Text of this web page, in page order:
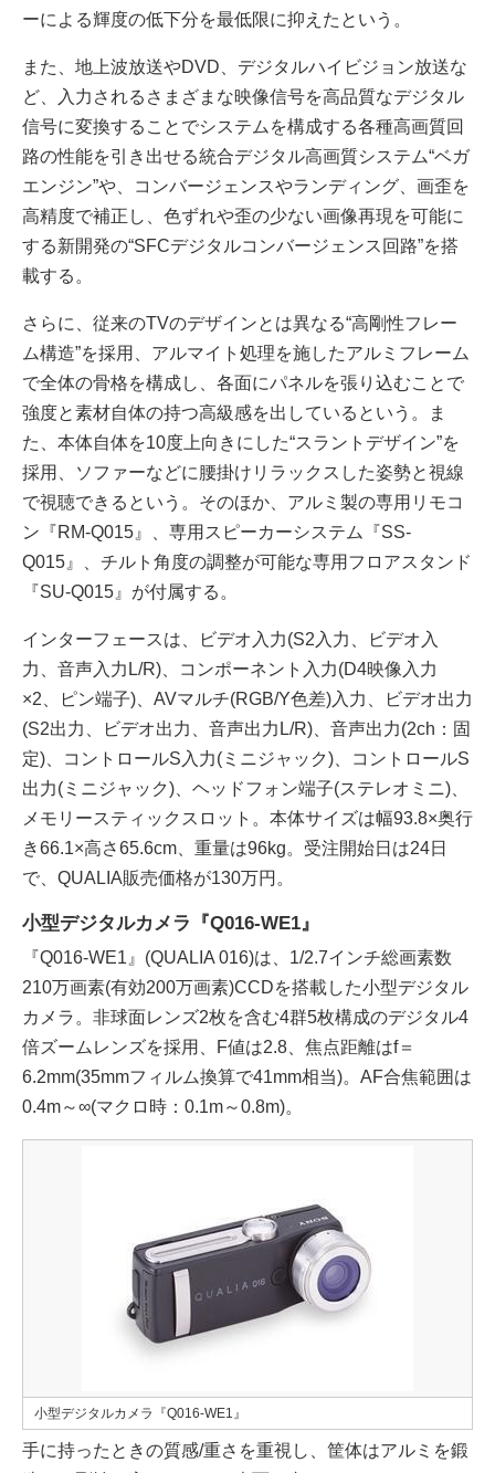
ーによる輝度の低下分を最低限に抑えたという。
また、地上波放送やDVD、デジタルハイビジョン放送な
ど、入力されるさまざまな映像信号を高品質なデジタル
信号に変換することでシステムを構成する各種高画質回
路の性能を引き出せる統合デジタル高画質システム“ベガ
エンジン”や、コンバージェンスやランディング、画歪を
高精度で補正し、色ずれや歪の少ない画像再現を可能に
する新開発の“SFCデジタルコンバージェンス回路”を搭
載する。
さらに、従来のTVのデザインとは異なる“高剛性フレー
ム構造”を採用、アルマイト処理を施したアルミフレーム
で全体の骨格を構成し、各面にパネルを張り込むことで
強度と素材自体の持つ高級感を出しているという。ま
た、本体自体を10度上向きにした“スラントデザイン”を
採用、ソファーなどに腰掛けリラックスした姿勢と視線
で視聴できるという。そのほか、アルミ製の専用リモコ
ン『RM-Q015』、専用スピーカーシステム『SS-
Q015』、チルト角度の調整が可能な専用フロアスタンド
『SU-Q015』が付属する。
インターフェースは、ビデオ入力(S2入力、ビデオ入
力、音声入力L/R)、コンポーネント入力(D4映像入力
×2、ピン端子)、AVマルチ(RGB/Y色差)入力、ビデオ出力
(S2出力、ビデオ出力、音声出力L/R)、音声出力(2ch：固
定)、コントロールS入力(ミニジャック)、コントロールS
出力(ミニジャック)、ヘッドフォン端子(ステレオミニ)、
メモリースティックスロット。本体サイズは幅93.8×奥行
き66.1×高さ65.6cm、重量は96kg。受注開始日は24日
で、QUALIA販売価格が130万円。
小型デジタルカメラ『Q016-WE1』
『Q016-WE1』(QUALIA 016)は、1/2.7インチ総画素数
210万画素(有効200万画素)CCDを搭載した小型デジタル
カメラ。非球面レンズ2枚を含む4群5枚構成のデジタル4
倍ズームレンズを採用、F値は2.8、焦点距離はf＝
6.2mm(35mmフィルム換算で41mm相当)。AF合焦範囲は
0.4m～∞(マクロ時：0.1m～0.8m)。
小型デジタルカメラ『Q016-WE1』
手に持ったときの質感/重さを重視し、筐体はアルミを鍛